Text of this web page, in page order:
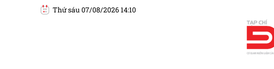
Thứ sáu 07/08/2026 14:10